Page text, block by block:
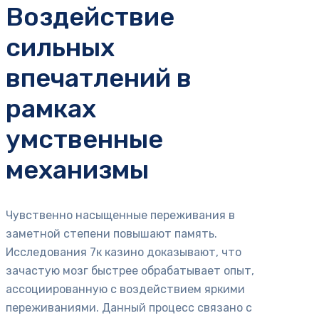
Воздействие
сильных
впечатлений в
рамках
умственные
механизмы
Чувственно насыщенные переживания в
заметной степени повышают память.
Исследования 7к казино доказывают, что
зачастую мозг быстрее обрабатывает опыт,
ассоциированную с воздействием яркими
переживаниями. Данный процесс связано с